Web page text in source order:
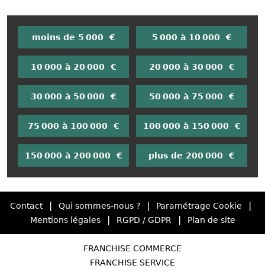
moins de 5 000 € 5 000 à 10 000 €
10 000 à 20 000 € 20 000 à 30 000 €
30 000 à 50 000 € 50 000 à 75 000 €
75 000 à 100 000 € 100 000 à 150 000 €
150 000 à 200 000 € plus de 200 000 €
Contact Qui sommes-nous ? Paramétrage Cookie
Mentions légales RGPD / GDPR Plan de site
FRANCHISE COMMERCE
FRANCHISE SERVICE